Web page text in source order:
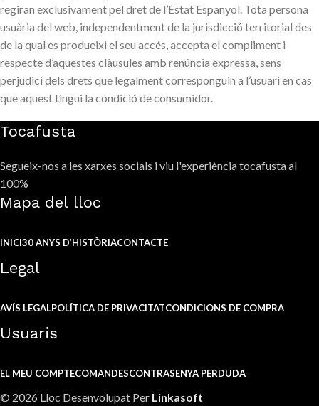
regiran exclusivament pel dret de l’Estat Espanyol. Tota persona
usuària del web, independentment de la jurisdicció territorial des
de la qual es produeixi el seu accés, accepta el compliment i
respecte d’aquestes clàusules amb renúncia expressa, sens
perjudici dels drets que legalment corresponguin a l’usuari en cas
que aquest tingui la condició de consumidor.
Tocafusta
Segueix-nos a les xarxes socials i viu l'experiència tocafusta al
100%
Mapa del lloc
INICI30 ANYS D’HISTÒRIACONTACTE
Legal
AVÍS LEGALPOLÍTICA DE PRIVACITATCONDICIONS DE COMPRA
Usuaris
EL MEU COMPTECOMANDESCONTRASENYA PERDUDA
© 2026 Lloc Desenvolupat Per Linkasoft